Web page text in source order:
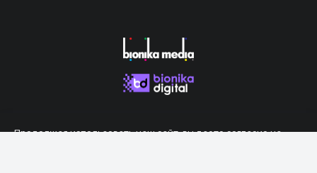
Продолжая использовать наш сайт, вы даете согласие на